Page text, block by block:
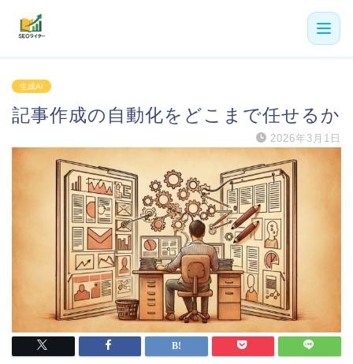
機能
利用者の声
よくある質問
導入事例
お役立ち記事
生成AI
記事作成の自動化をどこまで任せるか
2026年3月1日